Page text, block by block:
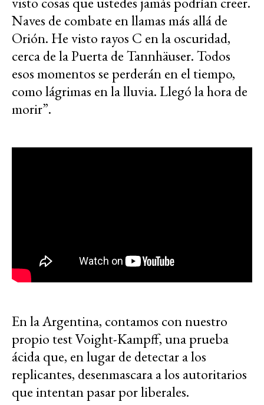
Naves de combate en llamas más allá de
Orión. He visto rayos C en la oscuridad,
cerca de la Puerta de Tannhäuser. Todos
esos momentos se perderán en el tiempo,
como lágrimas en la lluvia. Llegó la hora de
morir”.
En la Argentina, contamos con nuestro
propio test Voight-Kampff, una prueba
ácida que, en lugar de detectar a los
replicantes, desenmascara a los autoritarios
que intentan pasar por liberales.